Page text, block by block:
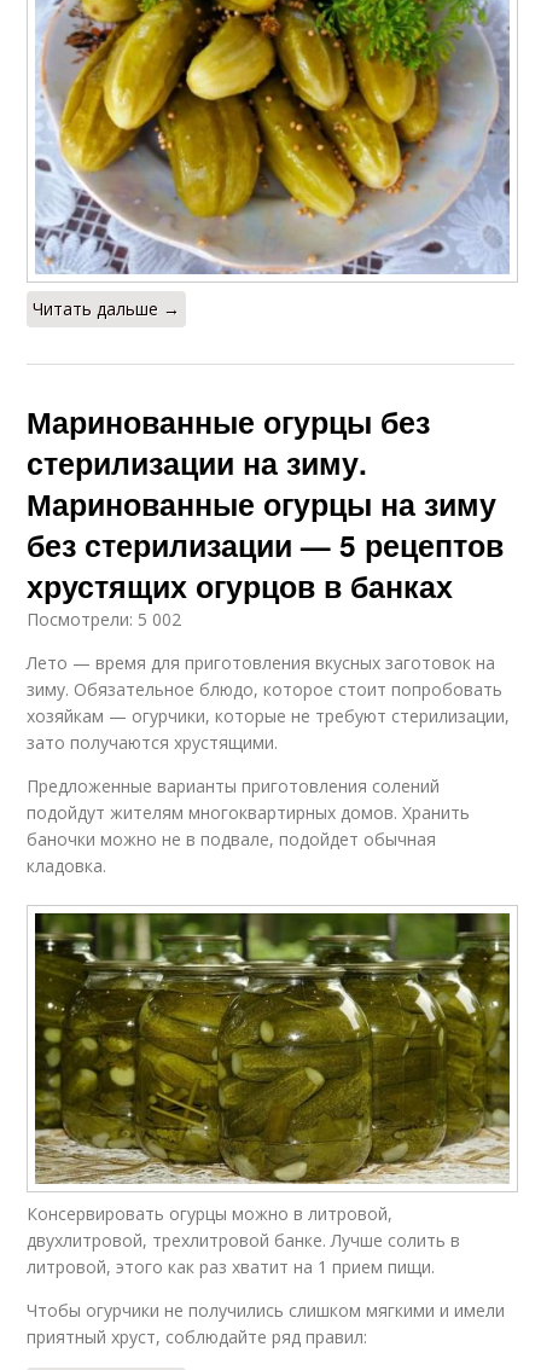
Читать дальше →
Маринованные огурцы без
стерилизации на зиму.
Маринованные огурцы на зиму
без стерилизации — 5 рецептов
хрустящих огурцов в банках
Посмотрели: 5 002
Лето — время для приготовления вкусных заготовок на
зиму. Обязательное блюдо, которое стоит попробовать
хозяйкам — огурчики, которые не требуют стерилизации,
зато получаются хрустящими.
Предложенные варианты приготовления солений
подойдут жителям многоквартирных домов. Хранить
баночки можно не в подвале, подойдет обычная
кладовка.
Консервировать огурцы можно в литровой,
двухлитровой, трехлитровой банке. Лучше солить в
литровой, этого как раз хватит на 1 прием пищи.
Чтобы огурчики не получились слишком мягкими и имели
приятный хруст, соблюдайте ряд правил: